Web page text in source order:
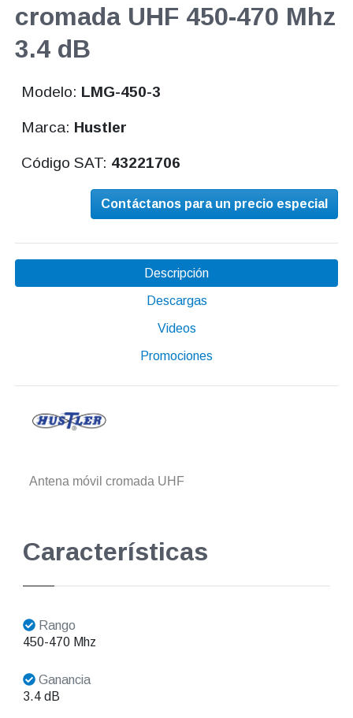
cromada UHF 450-470 Mhz
3.4 dB
Modelo: LMG-450-3
Marca: Hustler
Código SAT: 43221706
Contáctanos para un precio especial
Descripción
Descargas
Videos
Promociones
Antena móvil cromada UHF
Características
Rango
450-470 Mhz
Ganancia
3.4 dB